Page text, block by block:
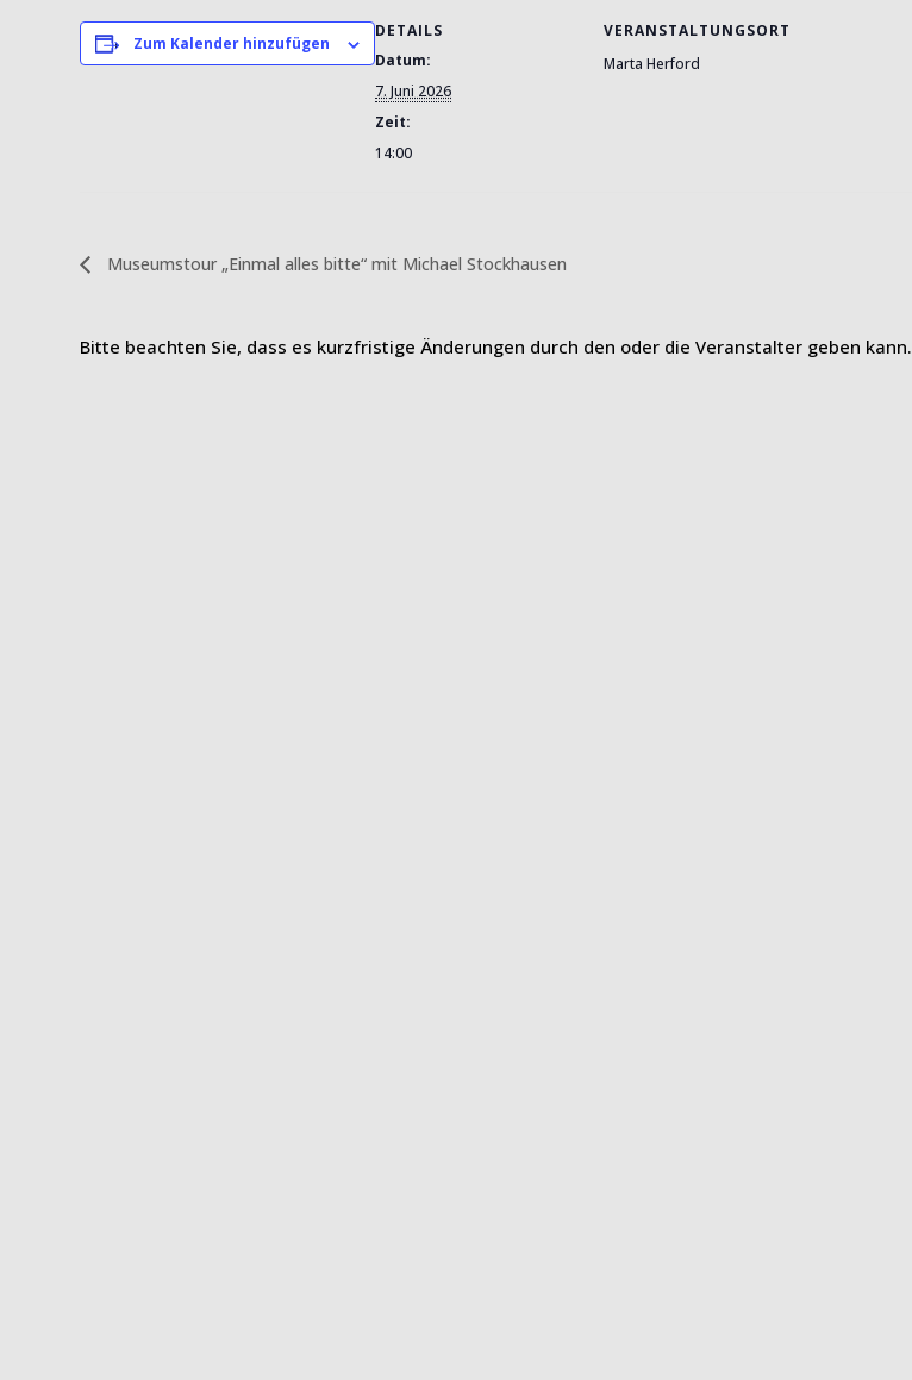
Zum Kalender hinzufügen
DETAILS
Datum:
7. Juni 2026
Zeit:
14:00
VERANSTALTUNGSORT
Marta Herford
Museumstour „Einmal alles bitte“ mit Michael Stockhausen
Bitte beachten Sie, dass es kurzfristige Änderungen durch den oder die Veranstalter geben kann.